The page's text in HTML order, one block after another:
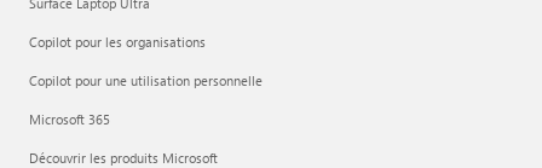
Copilot pour les organisations
Copilot pour une utilisation personnelle
Microsoft 365
Découvrir les produits Microsoft